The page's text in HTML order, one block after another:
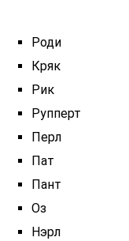
Роди
Кряк
Рик
Рупперт
Перл
Пат
Пант
Оз
Нэрл